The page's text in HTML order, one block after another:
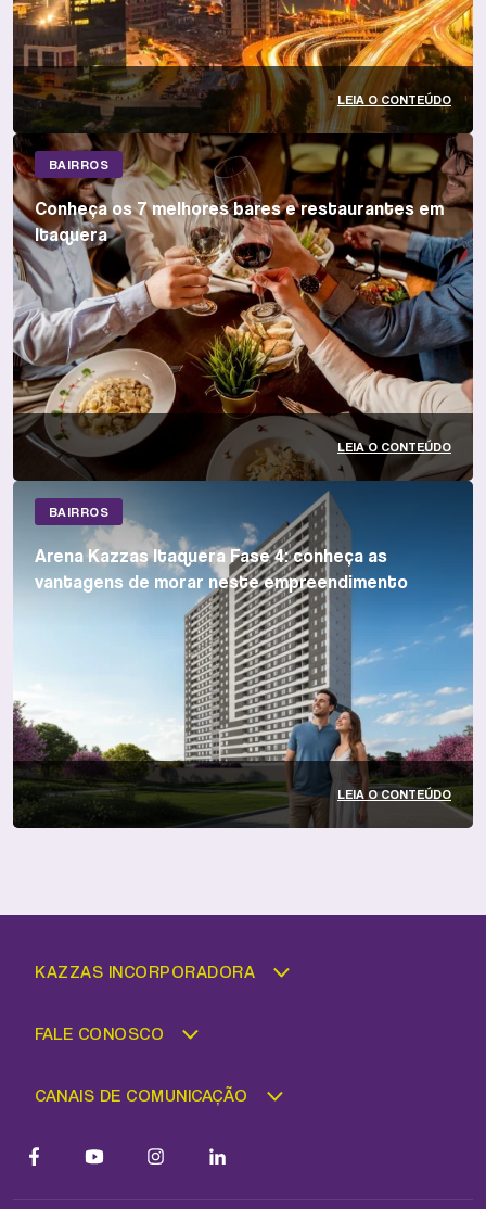
LEIA O CONTEÚDO
BAIRROS
Conheça os 7 melhores bares e restaurantes em
Itaquera
LEIA O CONTEÚDO
BAIRROS
Arena Kazzas Itaquera Fase 4: conheça as
vantagens de morar neste empreendimento
LEIA O CONTEÚDO
KAZZAS INCORPORADORA
FALE CONOSCO
CANAIS DE COMUNICAÇÃO